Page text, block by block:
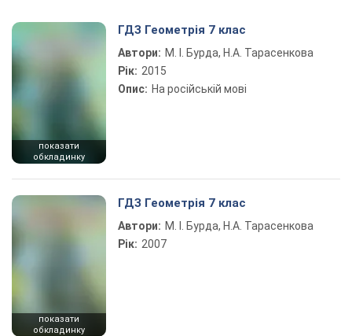
Play Video
показати
обкладинку
ГДЗ Геометрія 7 клас
Автори: М. І. Бурда, Н.А. Тарасенкова
Рік: 2015
Опис: На російській мові
показати
обкладинку
ГДЗ Геометрія 7 клас
Автори: М. І. Бурда, Н.А. Тарасенкова
Рік: 2007